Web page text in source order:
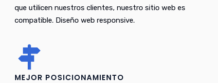
que utilicen nuestros clientes, nuestro sitio web es
compatible. Diseño web responsive.
MEJOR POSICIONAMIENTO